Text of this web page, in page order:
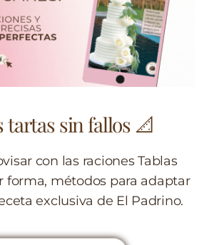
tartas sin fallos 📐
con las raciones Tablas
forma, métodos para adaptar
exclusiva de El Padrino.